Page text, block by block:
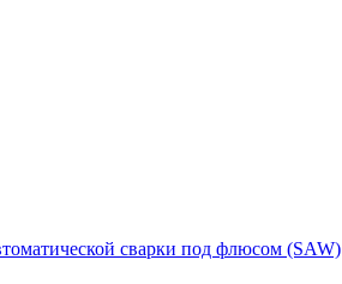
сварки под флюсом (SAW)